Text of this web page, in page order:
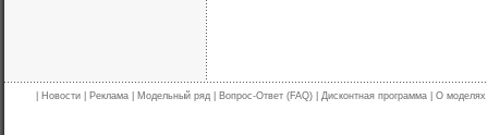
Новости Реклама Модельный ряд Вопрос-Ответ (FAQ) Дисконтная программа О моделях